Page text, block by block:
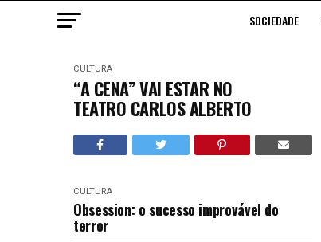
SOCIEDADE
CULTURA
“A CENA” VAI ESTAR NO
TEATRO CARLOS ALBERTO
CULTURA
Obsession: o sucesso improvável do
terror